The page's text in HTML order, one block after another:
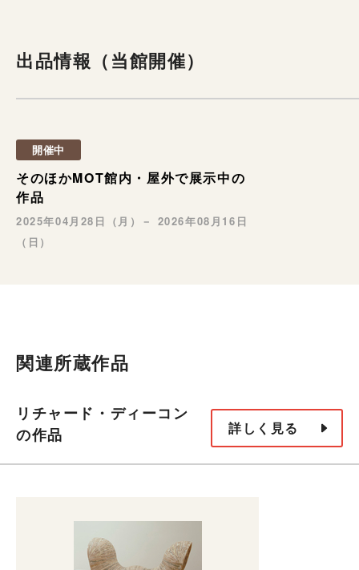
出品情報（当館開催）
開催中
そのほかMOT館内・屋外で展示中の
作品
2025年04月28日（月）－ 2026年08月16日
（日）
関連所蔵作品
リチャード・ディーコン
の作品
詳しく見る